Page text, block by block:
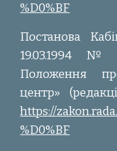
%D0%BF
Постанова
19.03.1994 №
Положення
центр»
https://
%D0%BF